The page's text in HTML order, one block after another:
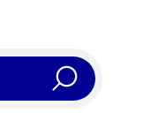
Rechercher